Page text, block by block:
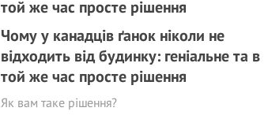
Чому у канадців ґанок ніколи не
відходить від будинку: геніальне та в
той же час просте рішення
Як вам таке рішення?